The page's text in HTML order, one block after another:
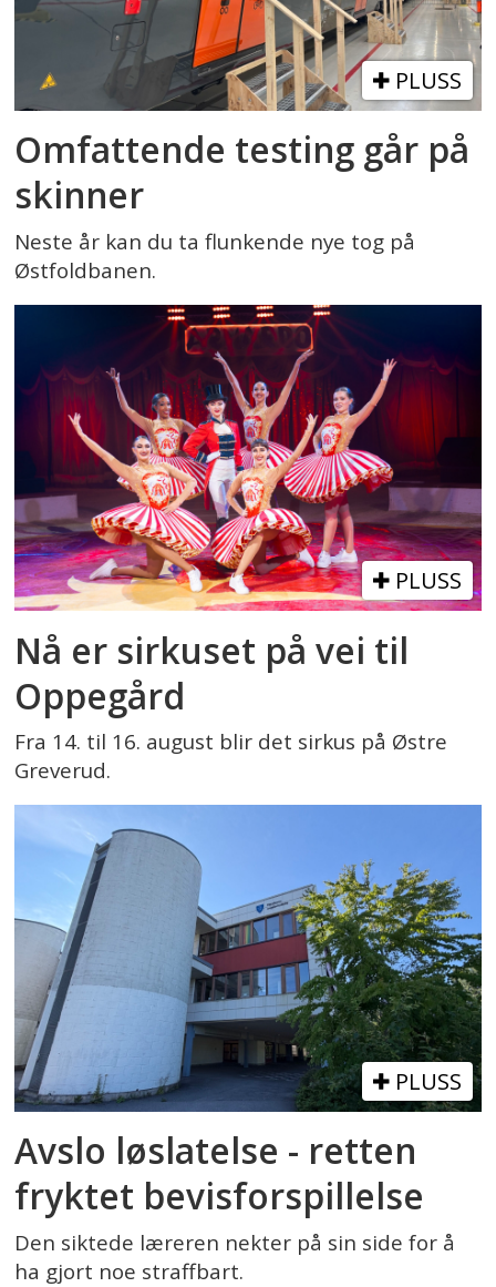
PLUSS
Omfattende testing går på
skinner
Neste år kan du ta flunkende nye tog på
Østfoldbanen.
PLUSS
Nå er sirkuset på vei til
Oppegård
Fra 14. til 16. august blir det sirkus på Østre
Greverud.
PLUSS
Avslo løslatelse - retten
fryktet bevisforspillelse
Den siktede læreren nekter på sin side for å
ha gjort noe straffbart.